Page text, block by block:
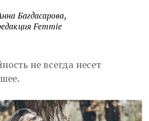
Багдасарова,
Femmie
не всегда несет